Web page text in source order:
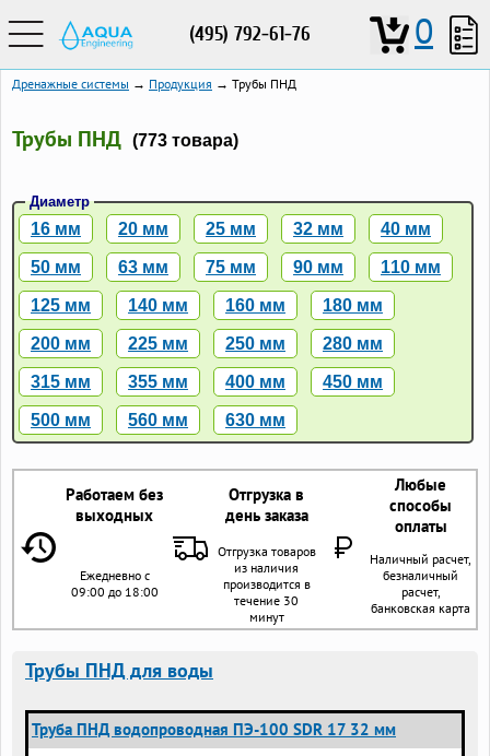
(495) 792-61-76 0
Дренажные системы → Продукция → Трубы ПНД
Трубы ПНД (773 товара)
Диаметр
16 мм 20 мм 25 мм 32 мм 40 мм
50 мм 63 мм 75 мм 90 мм 110 мм
125 мм 140 мм 160 мм 180 мм
200 мм 225 мм 250 мм 280 мм
315 мм 355 мм 400 мм 450 мм
500 мм 560 мм 630 мм
Работаем без
выходных
Отгрузка в
день заказа
Любые
способы
оплаты
Ежедневно с
09:00 до 18:00
Отгрузка товаров
из наличия
производится в
течение 30
минут
Наличный расчет,
безналичный
расчет,
банковская карта
Трубы ПНД для воды
Труба ПНД водопроводная ПЭ-100 SDR 17 32 мм